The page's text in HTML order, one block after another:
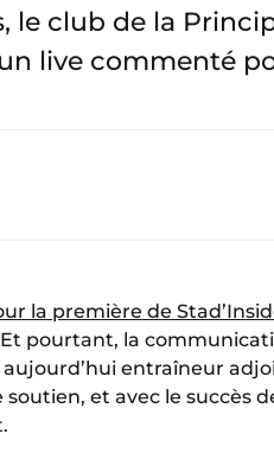
le club de la
live commenté
la première de
Et pourtant, la
aujourd’hui entraîneur
et avec le succès